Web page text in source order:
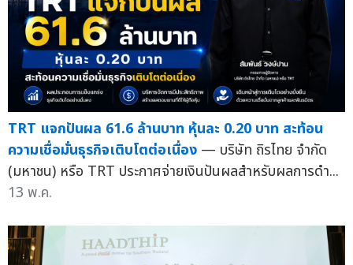
TRT แจกปันผล 61.6 ล้านบาท หุ้นละ 0.20 บาท สะท้อน
ความเชื่อมั่นธุรกิจเติบโตต่อเนื่อง — บริษัท ถิรไทย จำกัด
(มหาชน) หรือ TRT ประกาศจ่ายเงินปันผลสำหรับผลการดำ...
13 พ.ค.